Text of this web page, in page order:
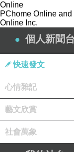
Online
PChome Online
Online Inc.
個人新聞台
快速發文
心情雜記
藝文欣賞
社會萬象